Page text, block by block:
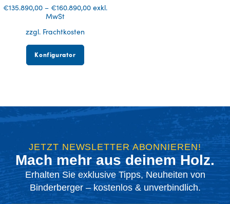
€135.890,00 –€160.890,00 exkl.
MwSt
zzgl. Frachtkosten
Konfigurator
JETZT NEWSLETTER ABONNIEREN!
Mach mehr aus deinem Holz.
Erhalten Sie exklusive Tipps, Neuheiten von
Binderberger – kostenlos & unverbindlich.